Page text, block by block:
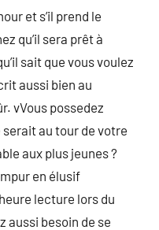
et s’il prend le
qu’il sera prêt à
sait que vous voulez
aussi bien au
vVous possedez
au tour de votre
aux plus jeunes ?
en élusif
lecture lors du
aussi besoin de se